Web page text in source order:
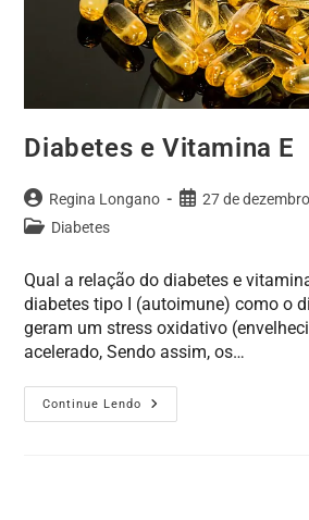
Diabetes e Vitamina E
Regina Longano
27 de
Diabetes
Qual a relação do diabetes e
diabetes tipo I (autoimune) como o
geram um stress oxidativo
acelerado, Sendo assim, os…
Continue Lendo